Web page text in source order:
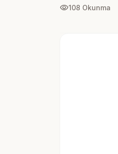
visibility108 Okunma